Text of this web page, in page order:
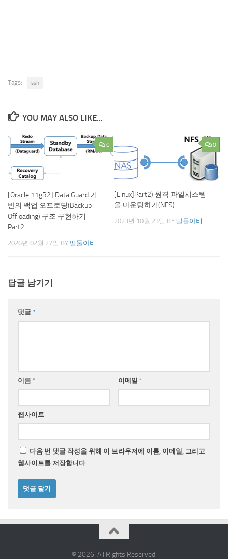
Tags: ssh
YOU MAY ALSO LIKE...
0
[Oracle 11gR2] Data Guard 기
반의 백업 오프로딩(Backup
Offloading) 구조 구현하기 –
Part2
2026년 02월 27일 BY 딸둘아비
0
[Linux]Part2) 원격 파일시스템
을 마운팅하기(NFS)
2023년 10월 23일 BY 딸둘아비
답글 남기기
댓글 *
이름 * 이메일 *
웹사이트
다음 번 댓글 작성을 위해 이 브라우저에 이름, 이메일, 그리고
웹사이트를 저장합니다.
© 2026. All Rights Reserved.